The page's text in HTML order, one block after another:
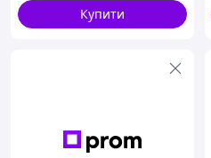
Купити